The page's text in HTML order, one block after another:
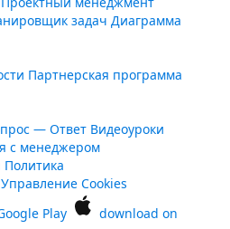
задач Диаграмма
Партнерская программа
— Ответ Видеоуроки
с менеджером
Политика
Управление Cookies
Play
download on